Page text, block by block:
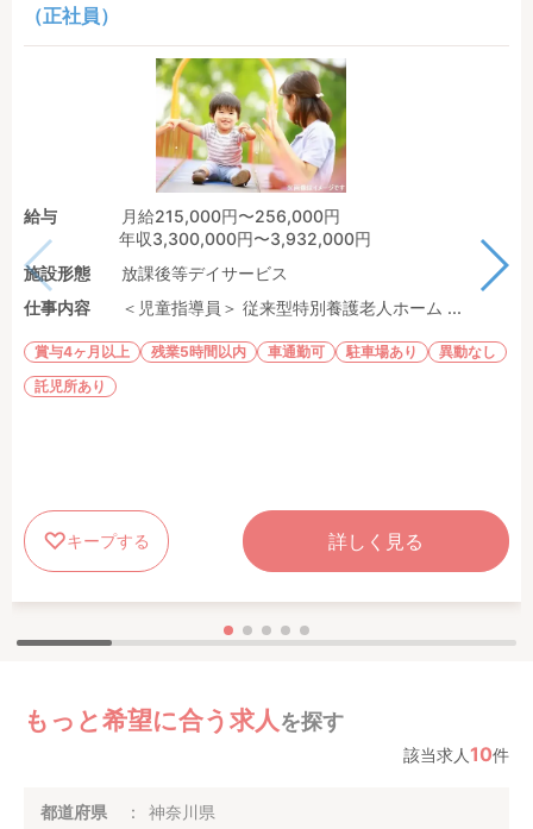
（正社員）
給与
月給215,000円〜256,000円
年収3,300,000円〜3,932,000円
施設形態
放課後等デイサービス
仕事内容
＜児童指導員＞ 従来型特別養護老人ホーム ...
賞与4ヶ月以上 残業5時間以内 車通勤可 駐車場あり
異動なし
託児所あり
キープする 詳しく見る
もっと希望に合う求人 を探す
該当求人10件
都道府県
神奈川県